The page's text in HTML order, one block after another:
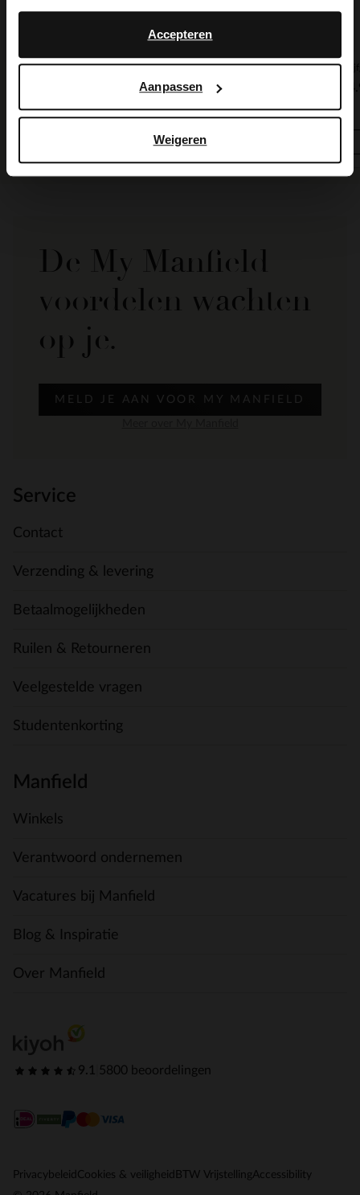
Accepteren
Aanpassen
Weigeren
Olijfgroene oorbellen met gouden details Off white bangle armband
12.99
De My Manfield
voordelen wachten
op je.
MELD JE AAN VOOR MY MANFIELD
Service
Contact
Verzending & levering
Betaalmogelijkheden
Ruilen & Retourneren
Veelgestelde vragen
Studentenkorting
Manfield
Winkels
Verantwoord ondernemen
Vacatures bij Manfield
Blog & Inspiratie
Over Manfield
9.1 5800 beoordelingen
Privacybeleid Cookies & veiligheid BTW VrijstellingAccessibility
English